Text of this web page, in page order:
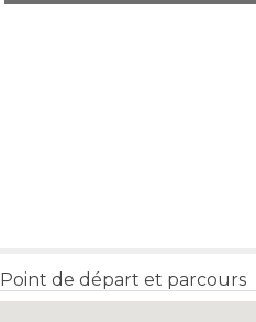
Point de départ et parcours